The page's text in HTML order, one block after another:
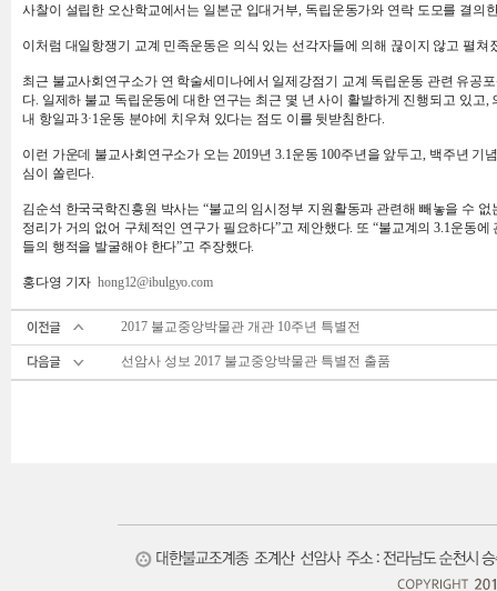
사찰이 설립한 오산학교에서는 일본군 입대거부, 독립운동가와 연락 도모를 결의
이처럼 대일항쟁기 교계 민족운동은 의식 있는 선각자들에 의해 끊이지 않고 펼
최근 불교사회연구소가 연 학술세미나에서 일제강점기 교계 독립운동 관련 유공
다. 일제하 불교 독립운동에 대한 연구는 최근 몇 년 사이 활발하게 진행되고 있
내 항일과 3·1운동 분야에 치우쳐 있다는 점도 이를 뒷받침한다.
이런 가운데 불교사회연구소가 오는 2019년 3.1운동 100주년을 앞두고, 백주년
심이 쏠린다.
김순석 한국국학진흥원 박사는 “불교의 임시정부 지원활동과 관련해 빼놓을 수
정리가 거의 없어 구체적인 연구가 필요하다”고 제안했다. 또 “불교계의 3.1운동
들의 행적을 발굴해야 한다”고 주장했다.
홍다영 기자hong12@ibulgyo.com
2017 불교중앙박물관 개관 10주년 특별전
선암사 성보 2017 불교중앙박물관 특별전 출품